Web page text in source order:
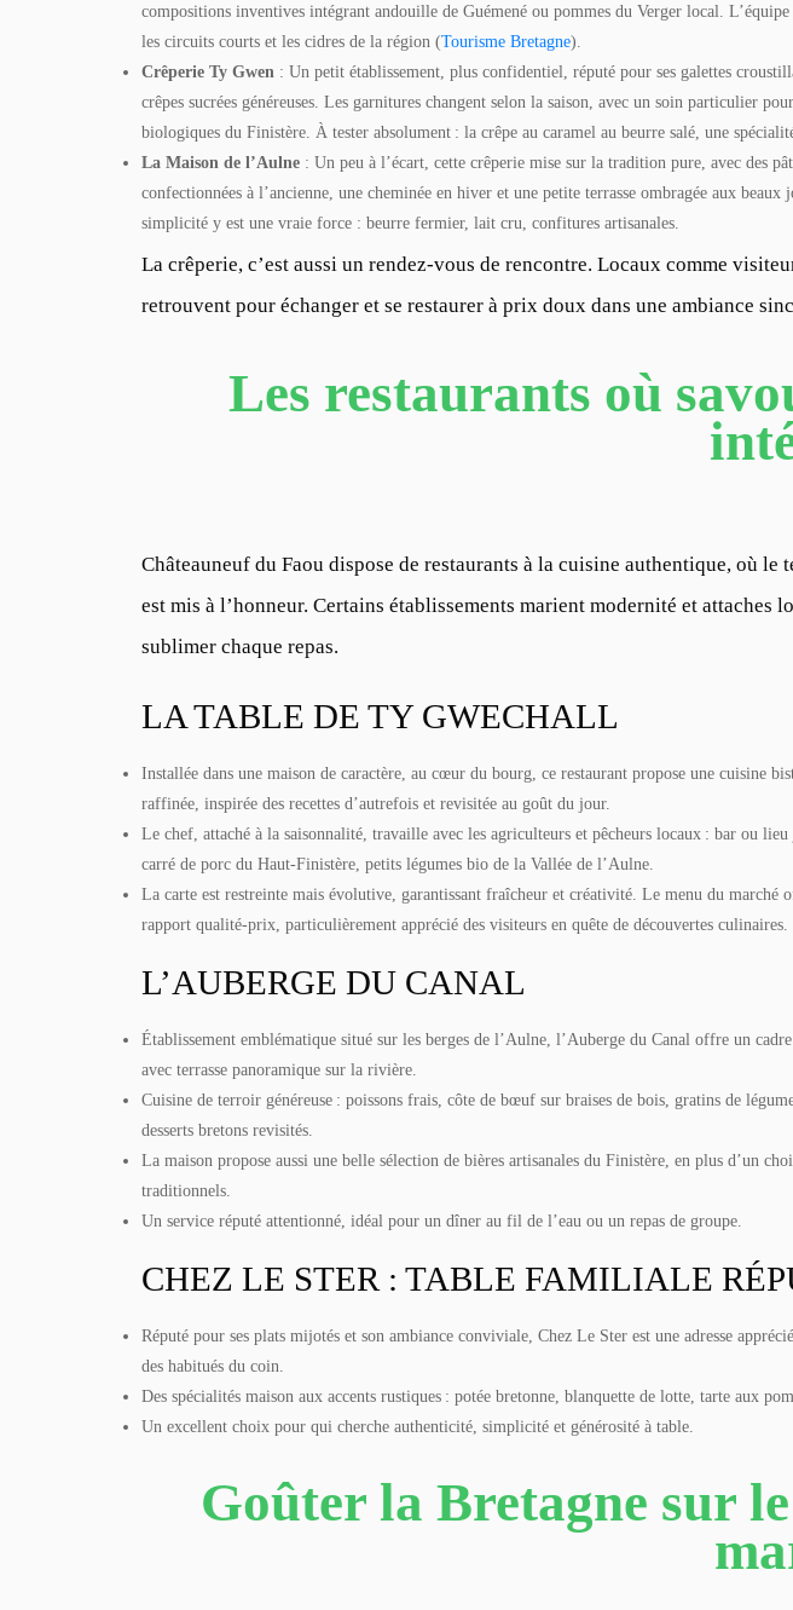
compositions inventives intégrant andouille de Guémené ou pommes du Verger local. L’équipe
les circuits courts et les cidres de la région (Tourisme Bretagne).
Crêperie Ty Gwen : Un petit établissement, plus confidentiel, réputé pour ses galettes
crêpes sucrées généreuses. Les garnitures changent selon la saison, avec un soin particulier
biologiques du Finistère. À tester absolument : la crêpe au caramel au beurre salé, une
La Maison de l’Aulne : Un peu à l’écart, cette crêperie mise sur la tradition pure, avec des
confectionnées à l’ancienne, une cheminée en hiver et une petite terrasse ombragée aux beaux
simplicité y est une vraie force : beurre fermier, lait cru, confitures artisanales.
La crêperie, c’est aussi un rendez-vous de rencontre. Locaux comme
retrouvent pour échanger et se restaurer à prix doux dans une ambiance
Les restaurants où
Châteauneuf du Faou dispose de restaurants à la cuisine authentique, où le
est mis à l’honneur. Certains établissements marient modernité et attaches
sublimer chaque repas.
LA TABLE DE TY GWECHALL
Installée dans une maison de caractère, au cœur du bourg, ce restaurant propose une cuisine
raffinée, inspirée des recettes d’autrefois et revisitée au goût du jour.
Le chef, attaché à la saisonnalité, travaille avec les agriculteurs et pêcheurs locaux : bar ou lieu
carré de porc du Haut-Finistère, petits légumes bio de la Vallée de l’Aulne.
La carte est restreinte mais évolutive, garantissant fraîcheur et créativité. Le menu du marché
rapport qualité-prix, particulièrement apprécié des visiteurs en quête de découvertes culinaires.
L’AUBERGE DU CANAL
Établissement emblématique situé sur les berges de l’Aulne, l’Auberge du Canal offre un
avec terrasse panoramique sur la rivière.
Cuisine de terroir généreuse : poissons frais, côte de bœuf sur braises de bois, gratins de
desserts bretons revisités.
La maison propose aussi une belle sélection de bières artisanales du Finistère, en plus d’un
traditionnels.
Un service réputé attentionné, idéal pour un dîner au fil de l’eau ou un repas de groupe.
CHEZ LE STER : TABLE FAMILIALE
Réputé pour ses plats mijotés et son ambiance conviviale, Chez Le Ster est une adresse
des habitués du coin.
Des spécialités maison aux accents rustiques : potée bretonne, blanquette de lotte, tarte aux
Un excellent choix pour qui cherche authenticité, simplicité et générosité à table.
Goûter la Bretagne sur